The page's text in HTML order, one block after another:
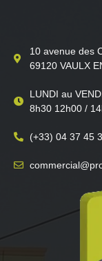
10 avenue des
69120 VAULX
LUNDI au
8h30 12h00 /
(+33) 04 37 45